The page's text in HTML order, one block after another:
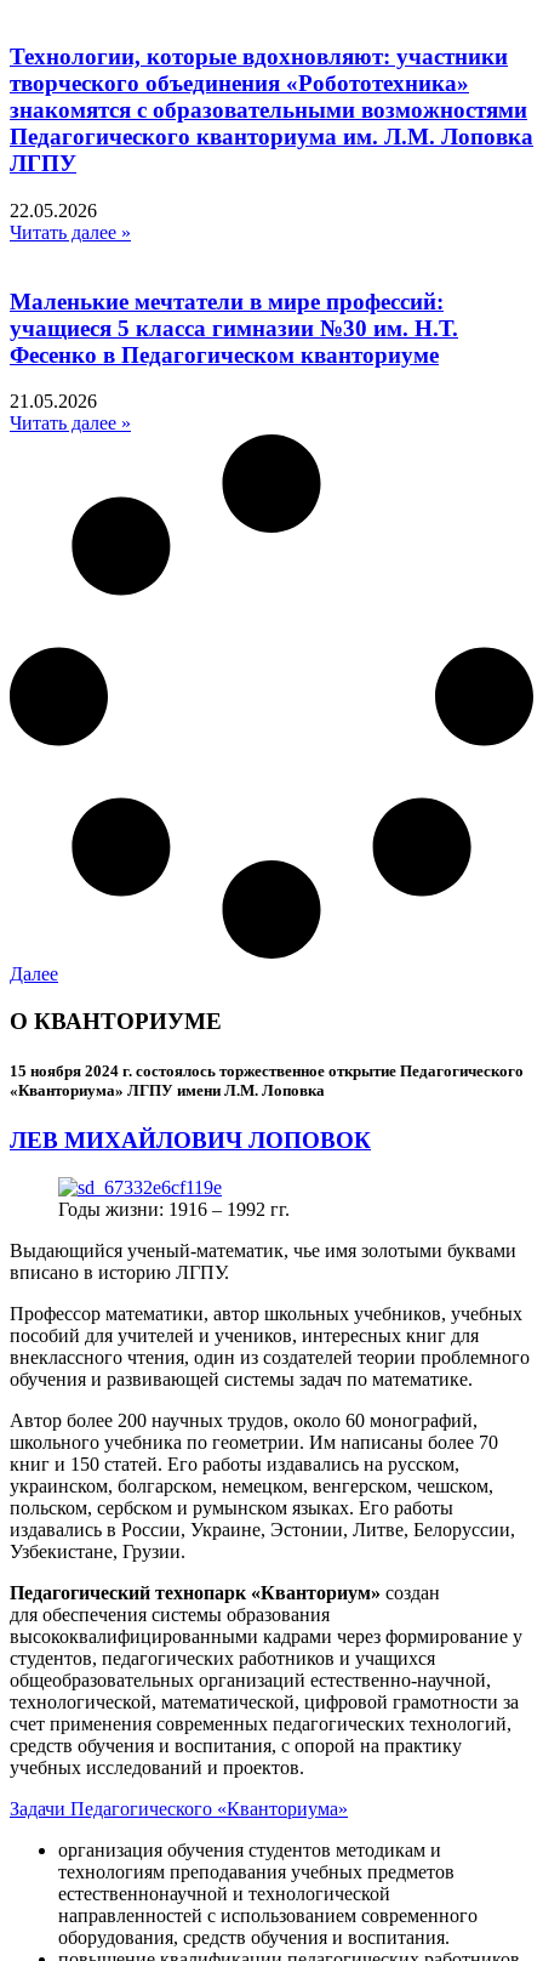
Технологии, которые вдохновляют: участники
творческого объединения «Робототехника»
знакомятся с образовательными возможностями
Педагогического кванториума им. Л.М. Лоповка
ЛГПУ
22.05.2026
Читать далее »
Маленькие мечтатели в мире профессий:
учащиеся 5 класса гимназии №30 им. Н.Т.
Фесенко в Педагогическом кванториуме
21.05.2026
Читать далее »
Далее
О КВАНТОРИУМЕ
15 ноября 2024 г. состоялось торжественное открытие Педагогического
«Кванториума» ЛГПУ имени Л.М. Лоповка
ЛЕВ МИХАЙЛОВИЧ ЛОПОВОК
Годы жизни: 1916 – 1992 гг.
Выдающийся ученый-математик, чье имя золотыми буквами
вписано в историю ЛГПУ.
Профессор математики, автор школьных учебников, учебных
пособий для учителей и учеников, интересных книг для
внеклассного чтения, один из создателей теории проблемного
обучения и развивающей системы задач по математике.
Автор более 200 научных трудов, около 60 монографий,
школьного учебника по геометрии. Им написаны более 70
книг и 150 статей. Его работы издавались на русском,
украинском, болгарском, немецком, венгерском, чешском,
польском, сербском и румынском языках. Его работы
издавались в России, Украине, Эстонии, Литве, Белоруссии,
Узбекистане, Грузии.
Педагогический технопарк «Кванториум» создан
для обеспечения системы образования
высококвалифицированными кадрами через формирование у
студентов, педагогических работников и учащихся
общеобразовательных организаций естественно-научной,
технологической, математической, цифровой грамотности за
счет применения современных педагогических технологий,
средств обучения и воспитания, с опорой на практику
учебных исследований и проектов.
Задачи Педагогического «Кванториума»
организация обучения студентов методикам и
технологиям преподавания учебных предметов
естественнонаучной и технологической
направленностей с использованием современного
оборудования, средств обучения и воспитания.